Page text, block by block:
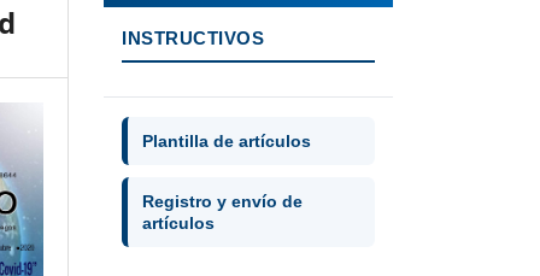
INSTRUCTIVOS
Plantilla de artículos
Registro y envío de
artículos